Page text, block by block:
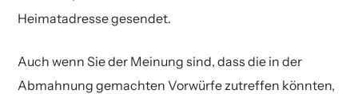
Heimatadresse gesendet.
Auch wenn Sie der Meinung sind, dass die in der
Abmahnung gemachten Vorwürfe zutreffen könnten,